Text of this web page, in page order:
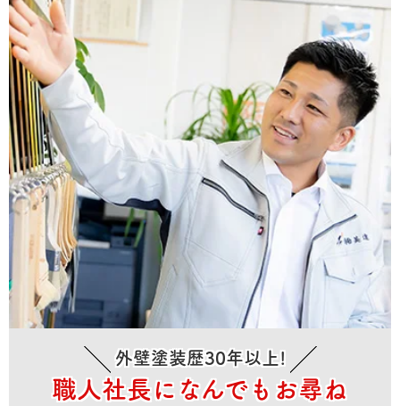
外壁塗装歴30年以上!
職人社長になんでもお尋ね